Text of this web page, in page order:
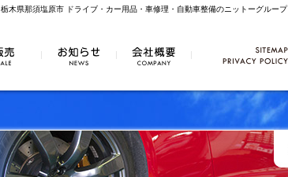
栃木県那須塩原市 ドライブ・カー用品・車修理・自動車整備のニットーグループ
サイトマッ
護方針